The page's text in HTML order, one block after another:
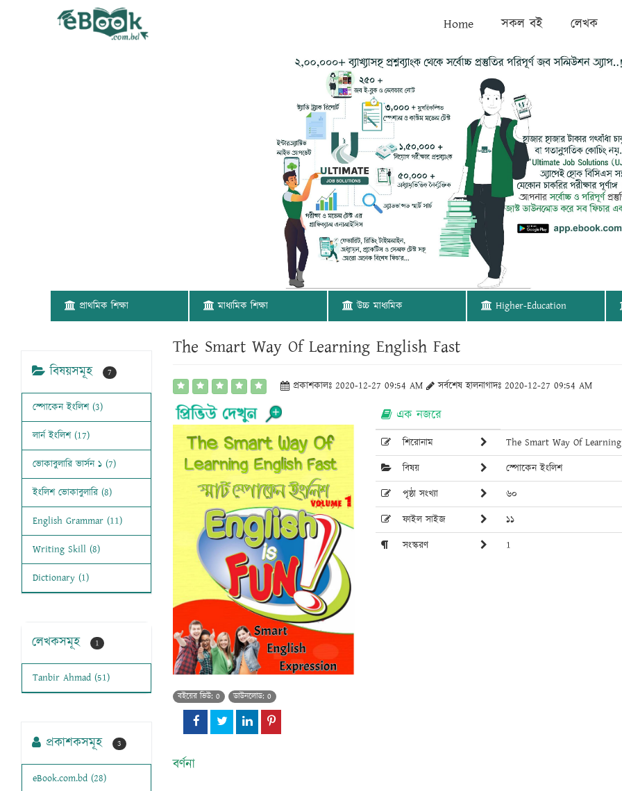
Home সকল বই লেখক
প্রাথমিক শিক্ষা মাধ্যমিক শিক্ষা উচ্চ মাধ্যমিক Higher-Education
The Smart Way Of Learning English Fast
প্রকাশকালঃ 2020-12-27 09:54 AM সর্বশেষ হালনাগাদঃ 2020-12-27 09:54 AM
বইয়ের ভিউ: 0 ডাউনলোড: 0
এক নজরে
শিরোনাম
The Smart Way Of
বিষয়
স্পোকেন ইংলিশ
পৃষ্ঠা সংখ্যা
৬০
ফাইল সাইজ
১১
সংস্করণ
1
বর্ণনা
বিষয়সমূহ 7
স্পোকেন ইংলিশ (3)
লার্ন ইংলিশ (17)
ভোকাবুলারি ভার্সন ১ (7)
ইংলিশ ভোকাবুলারি (8)
English Grammar (11)
Writing Skill (8)
Dictionary (1)
লেখকসমূহ 1
Tanbir Ahmad (51)
প্রকাশকসমূহ 3
eBook.com.bd (28)